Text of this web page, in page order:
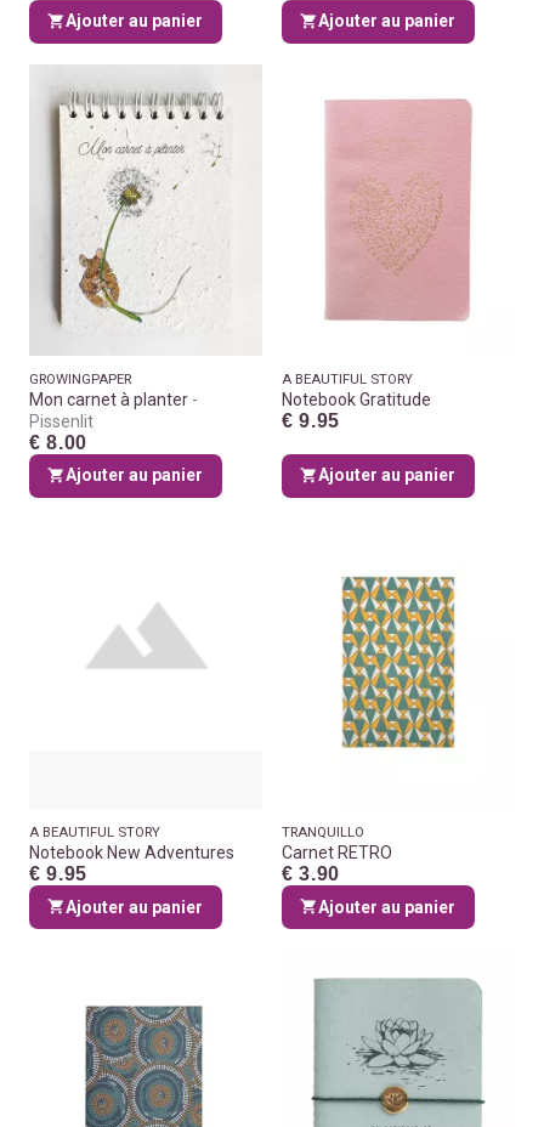
Ajouter au panier Ajouter au panier
GROWINGPAPER
Mon carnet à planter
Pissenlit
€ 8.00
Ajouter au panier
A BEAUTIFUL STORY
Notebook Gratitude
€ 9.95
Ajouter au panier
A BEAUTIFUL STORY
Notebook New Adventures
€ 9.95
Ajouter au panier
TRANQUILLO
Carnet RETRO
€ 3.90
Ajouter au panier